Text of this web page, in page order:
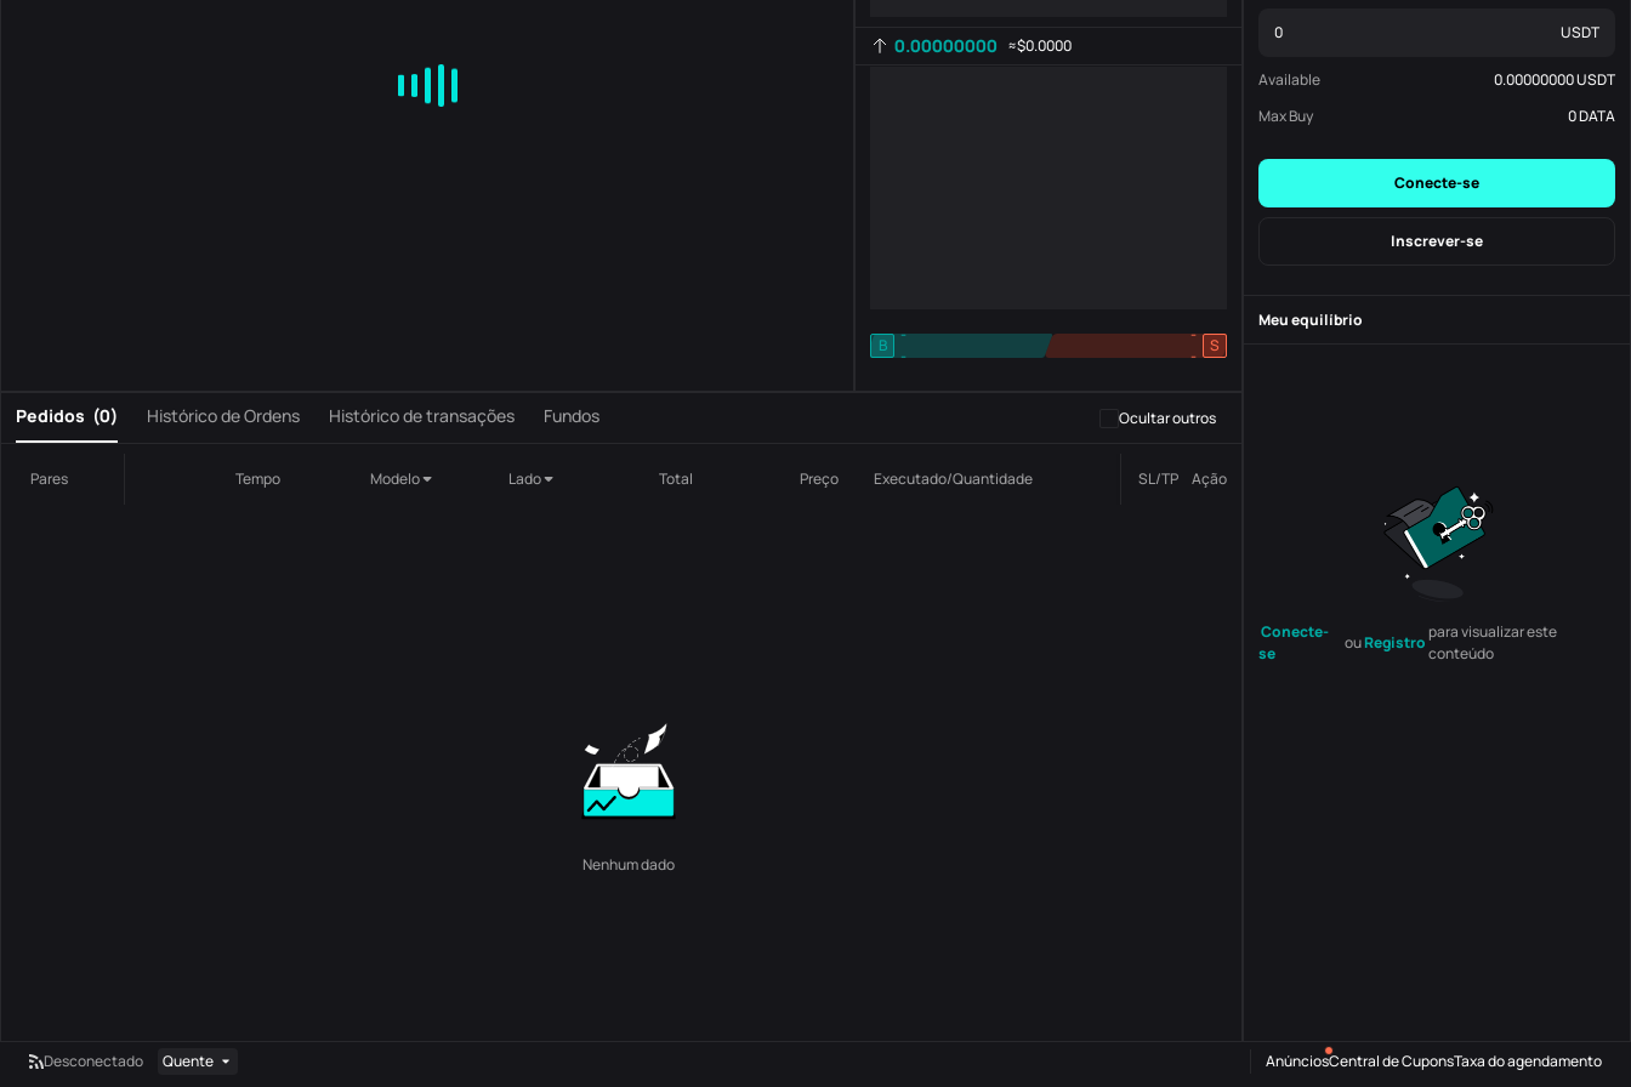
0.00000000 ≈$0.0000
B
-
-
S
-
-
Pedidos (0) Histórico de Ordens Histórico de transações Fundos Ocultar outros
Pares Tempo Modelo Lado Total Preço Executado/Quantidade SL/TP
Ordem.
Ação
Nenhum dado
USDT
Available 0.00000000USDT
Max Buy
0DATA
Conecte-se
Inscrever-se
Meu equilíbrio
Conecte-
se
ouRegistro
para visualizar este
conteúdo
Desconectado Quente AnúnciosCentral de CuponsTaxa do agendamento